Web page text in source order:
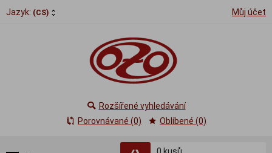
Jazyk: (CS) Můj účet
Rozšířené vyhledávání
Porovnávané (0)
Oblíbené (0)